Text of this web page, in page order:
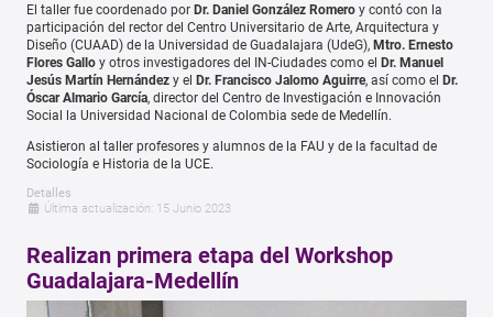
El taller fue coordenado por Dr. Daniel González Romero y contó con la
participación del rector del Centro Universitario de Arte, Arquitectura y
Diseño (CUAAD) de la Universidad de Guadalajara (UdeG), Mtro. Ernesto
Flores Gallo y otros investigadores del IN-Ciudades como el Dr. Manuel
Jesús Martín Hernández y el Dr. Francisco Jalomo Aguirre, así como el Dr.
Óscar Almario García, director del Centro de Investigación e Innovación
Social la Universidad Nacional de Colombia sede de Medellín.
Asistieron al taller profesores y alumnos de la FAU y de la facultad de
Sociología e Historia de la UCE.
Detalles
Última actualización: 15 Junio 2023
Realizan primera etapa del Workshop
Guadalajara-Medellín